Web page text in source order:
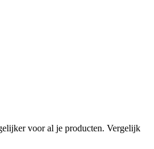
voor al je producten. Vergelijk